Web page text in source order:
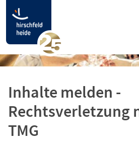
Inhalte melden -
Rechtsverletzung
TMG